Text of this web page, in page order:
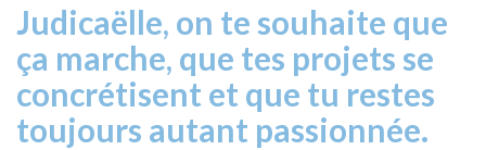
Judicaëlle, on te souhaite que
ça marche, que tes projets se
concrétisent et que tu restes
toujours autant passionnée.